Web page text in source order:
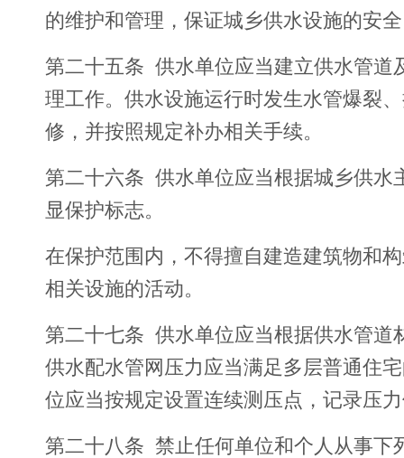
的维护和管理，保证城乡供水设施的安
第二十五条 供水单位应当建立供水管道
理工作。供水设施运行时发生水管爆裂
修，并按照规定补办相关手续。
第二十六条 供水单位应当根据城乡供水
显保护标志。
在保护范围内，不得擅自建造建筑物和
相关设施的活动。
第二十七条 供水单位应当根据供水管道
供水配水管网压力应当满足多层普通住
位应当按规定设置连续测压点，记录压
第二十八条 禁止任何单位和个人从事下